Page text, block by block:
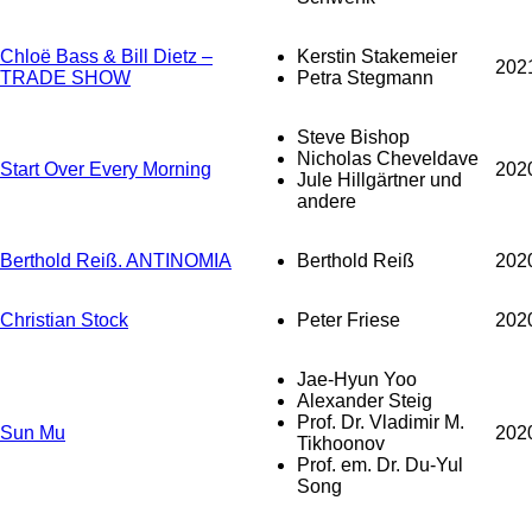
Chloë Bass & Bill Dietz –
TRADE SHOW
Kerstin Stakemeier
Petra Stegmann
Start Over Every Morning
Steve Bishop
Nicholas Cheveldave
Jule Hillgärtner und
andere
Berthold Reiß. ANTINOMIA Berthold Reiß
Christian Stock Peter Friese
Sun Mu
Jae-Hyun Yoo
Alexander Steig
Prof. Dr. Vladimir M.
Tikhoonov
Prof. em. Dr. Du-Yul
Song